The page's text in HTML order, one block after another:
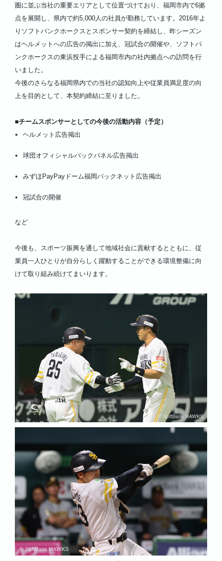
圏に並ぶ当社の重要エリアとして位置づけており、福岡市内で6拠
点を展開し、県内で約5,000人の社員が勤務しています。2016年よ
りソフトバンクホークスとスポンサー契約を締結し、昨シーズン
はヘルメットへの広告の掲出に加え、冠試合の開催や、ソフトバ
ンクホークスの東浜投手による福岡市内の社内拠点への訪問を行
いました。
今後のさらなる福岡県内での当社の認知向上や従業員満足度の向
上を目的として、本契約締結に至りました。
■チームスポンサーとしての今後の活動内容（予定）
ヘルメット広告掲出
球団オフィシャルバックパネル広告掲出
みずほPayPayドーム福岡バックネット広告掲出
冠試合の開催
など
今後も、スポーツ振興を通して地域社会に貢献するとともに、従
業員一人ひとりが自分らしく躍動することができる環境整備に向
けて取り組み続けてまいります。